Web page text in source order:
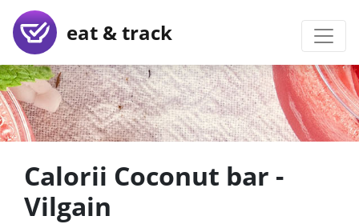
eat & track
Calorii Coconut bar -
Vilgain